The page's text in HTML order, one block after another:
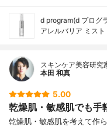
d program(d プログ
アレルバリア ミスト
スキンケア美容研
本田 和真
5.00
乾燥肌・敏感肌でも手
乾燥肌・敏感肌を考えて作